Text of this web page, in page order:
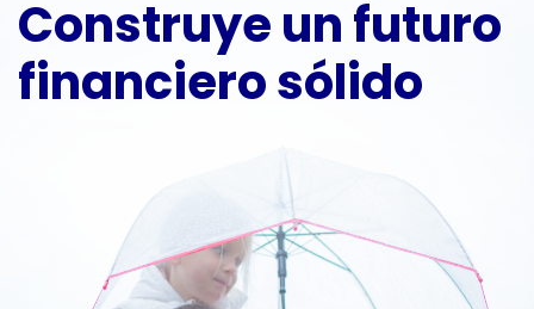
Construye un futuro
financiero sólido